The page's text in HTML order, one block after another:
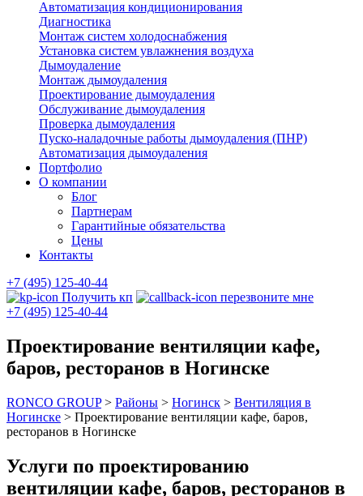
Автоматизация кондиционирования
Диагностика
Монтаж систем холодоснабжения
Установка систем увлажнения воздуха
Дымоудаление
Монтаж дымоудаления
Проектирование дымоудаления
Обслуживание дымоудаления
Проверка дымоудаления
Пуско-наладочные работы дымоудаления (ПНР)
Автоматизация дымоудаления
Портфолио
О компании
Блог
Партнерам
Гарантийные обязательства
Цены
Контакты
+7 (495) 125-40-44
Получить кп
перезвоните мне
+7 (495) 125-40-44
Проектирование вентиляции кафе,
баров, ресторанов в Ногинске
RONCO GROUP> Районы > Ногинск > Вентиляция в
Ногинске > Проектирование вентиляции кафе, баров,
ресторанов в Ногинске
Услуги по проектированию
вентиляции кафе, баров, ресторанов в